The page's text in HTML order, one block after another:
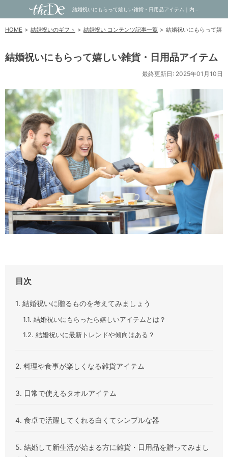
HOME 結婚祝いのギフト 結婚祝い コンテンツ記事一覧 結婚祝いにもらって嬉
結婚祝いにもらって嬉しい雑貨・日用品アイテム
最終更新日: 2025年01月10日
目次
1. 結婚祝いに贈るものを考えてみましょう
1.1. 結婚祝いにもらったら嬉しいアイテムとは？
1.2. 結婚祝いに最新トレンドや傾向はある？
2. 料理や食事が楽しくなる雑貨アイテム
3. 日常で使えるタオルアイテム
4. 食卓で活躍してくれる白くてシンプルな器
5. 結婚して新生活が始まる方に雑貨・日用品を贈ってみまし